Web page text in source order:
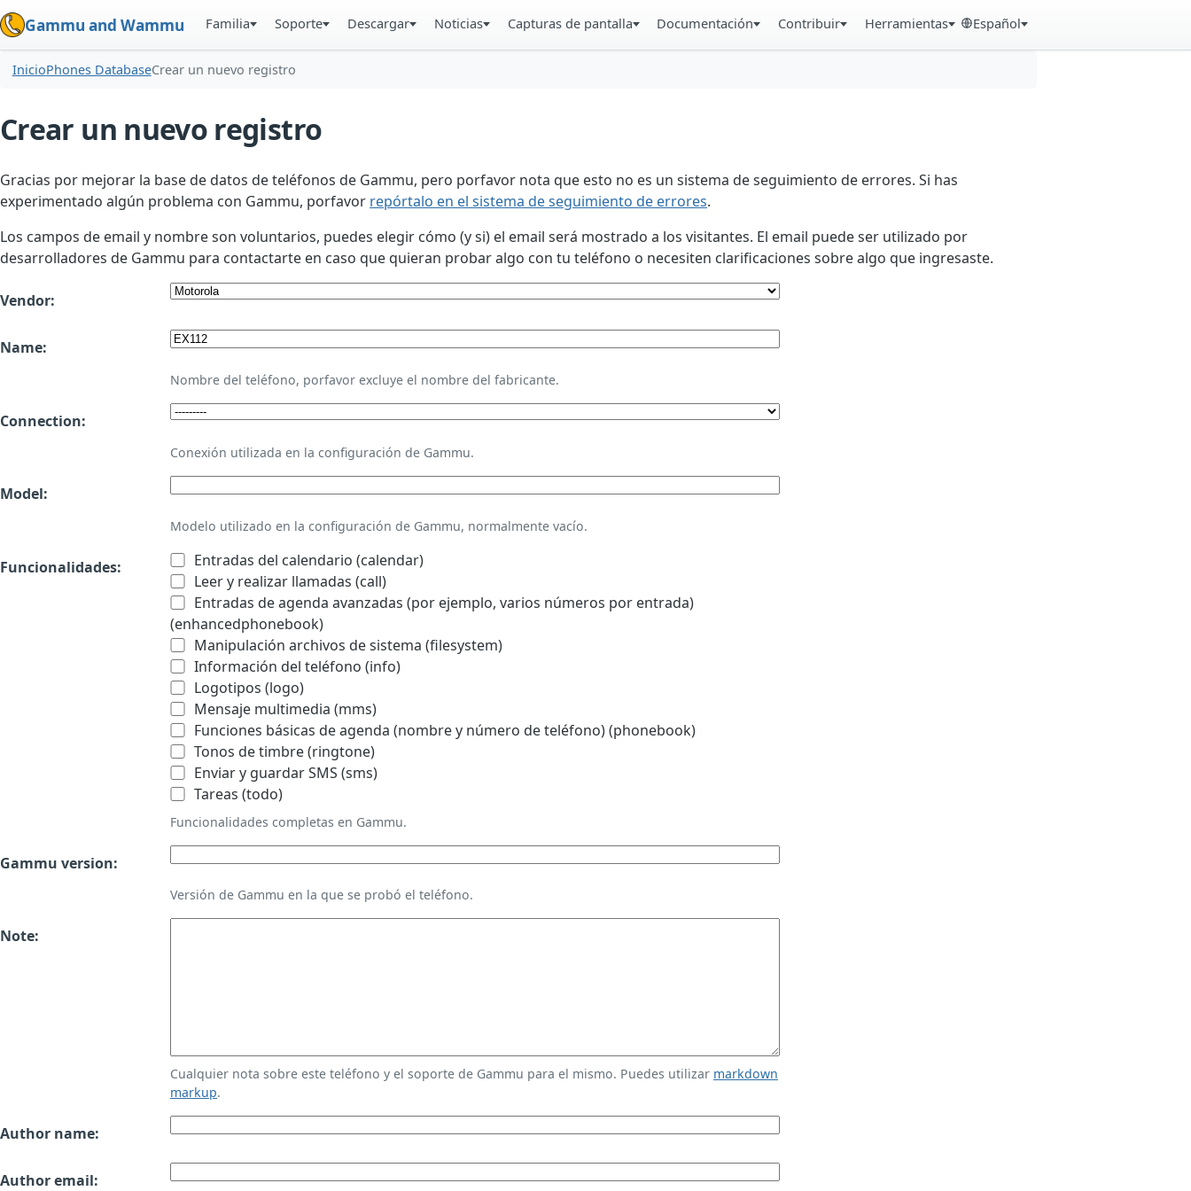
Gammu and Wammu Familia Soporte Descargar Noticias Capturas de pantalla Documentación Contribuir Herramientas Español
InicioPhones DatabaseCrear un nuevo registro
Crear un nuevo registro
Gracias por mejorar la base de datos de teléfonos de Gammu, pero porfavor nota que esto no es un sistema de seguimiento de errores. Si has
experimentado algún problema con Gammu, porfavor repórtalo en el sistema de seguimiento de errores.
Los campos de email y nombre son voluntarios, puedes elegir cómo (y si) el email será mostrado a los visitantes. El email puede ser utilizado por
desarrolladores de Gammu para contactarte en caso que quieran probar algo con tu teléfono o necesiten clarificaciones sobre algo que ingresaste.
Vendor:
Name:
Nombre del teléfono, porfavor excluye el nombre del fabricante.
Connection:
Conexión utilizada en la configuración de Gammu.
Model:
Modelo utilizado en la configuración de Gammu, normalmente vacío.
Funcionalidades:
Entradas del calendario (calendar)
Leer y realizar llamadas (call)
Entradas de agenda avanzadas (por ejemplo, varios números por entrada)
(enhancedphonebook)
Manipulación archivos de sistema (filesystem)
Información del teléfono (info)
Logotipos (logo)
Mensaje multimedia (mms)
Funciones básicas de agenda (nombre y número de teléfono) (phonebook)
Tonos de timbre (ringtone)
Enviar y guardar SMS (sms)
Tareas (todo)
Funcionalidades completas en Gammu.
Gammu version:
Versión de Gammu en la que se probó el teléfono.
Note:
Cualquier nota sobre este teléfono y el soporte de Gammu para el mismo. Puedes utilizar markdown
markup.
Author name:
Author email: